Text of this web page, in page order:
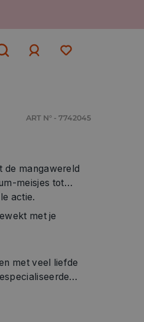
ART N° - 7742045
de mangawereld
meisjes tot
actie.
met je
met veel liefde